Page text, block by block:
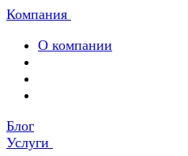
Компания
О компании
Блог
Услуги